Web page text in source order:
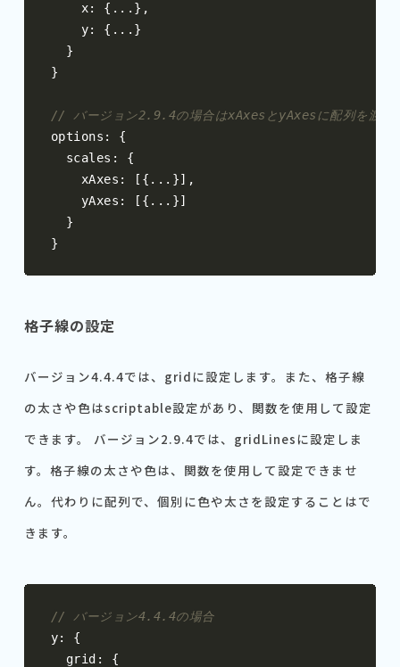
    x
:
{...},
    y
:
{...}
}
}
// バージョン2.9.4の場合はxAxesとyAxesに配列を渡す
options :
{
  scales
:
{
    xAxes
:
[{...}],
    yAxes
:
[{...}]
}
}
格子線の設定
バージョン4.4.4では、gridに設定します。また、格子線
の太さや色はscriptable設定があり、関数を使用して設定
できます。 バージョン2.9.4では、gridLinesに設定しま
す。格子線の太さや色は、関数を使用して設定できませ
ん。代わりに配列で、個別に色や太さを設定することはで
きます。
// バージョン4.4.4の場合
y:
{
  grid
: {